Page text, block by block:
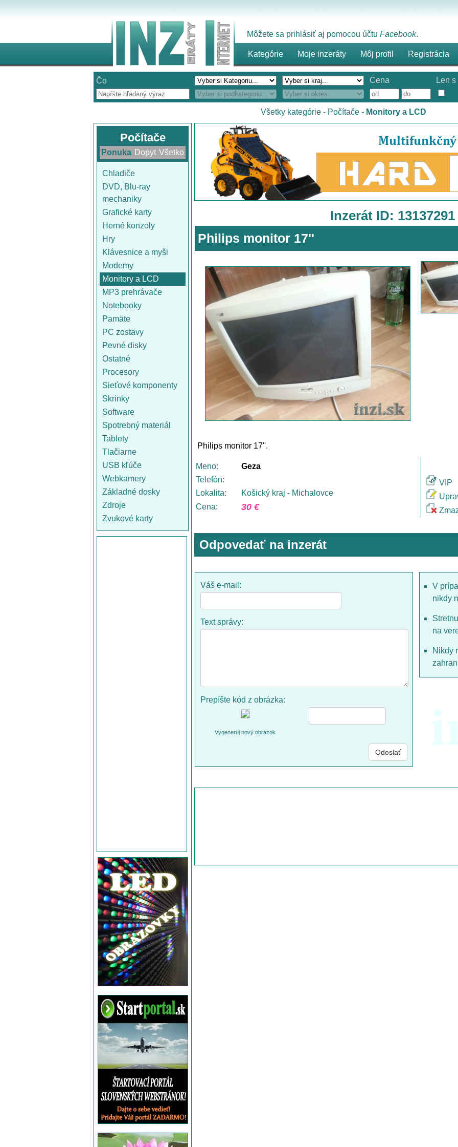
Môžete sa prihlásiť aj pomocou účtu Facebook.
Kategórie Moje inzeráty Môj profil Registrácia
Čo Cena
Len
Všetky kategórie - Počítače - Monitory a LCD
Počítače
Ponuka Dopyt Všetko
Chladiče
DVD, Blu-ray
mechaniky
Grafické karty
Herné konzoly
Hry
Klávesnice a myši
Modemy
Monitory a LCD
MP3 prehrávače
Notebooky
Pamäte
PC zostavy
Pevné disky
Ostatné
Procesory
Sieťové komponenty
Skrinky
Software
Spotrebný materiál
Tablety
Tlačiarne
USB kľúče
Webkamery
Základné dosky
Zdroje
Zvukové karty
Inzerát ID: 13137291
Philips monitor 17''
Philips monitor 17''.
Meno:
Geza
Telefón:
Lokalita:
Košický kraj - Michalovce
Cena:
30 €
VIP
Odpovedať na inzerát
Váš e-mail:
Text správy:
Prepíšte kód z obrázka:
Vygeneruj nový obrázok
V
nikdy
na
Nikdy